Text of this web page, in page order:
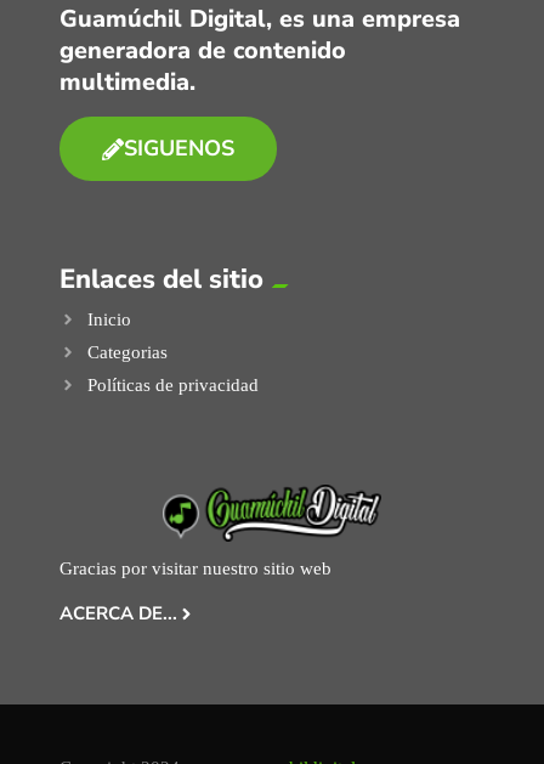
Guamúchil Digital, es una empresa
generadora de contenido
multimedia.
SIGUENOS
Enlaces del sitio
Inicio
Categorias
Políticas de privacidad
Gracias por visitar nuestro sitio web
ACERCA DE...